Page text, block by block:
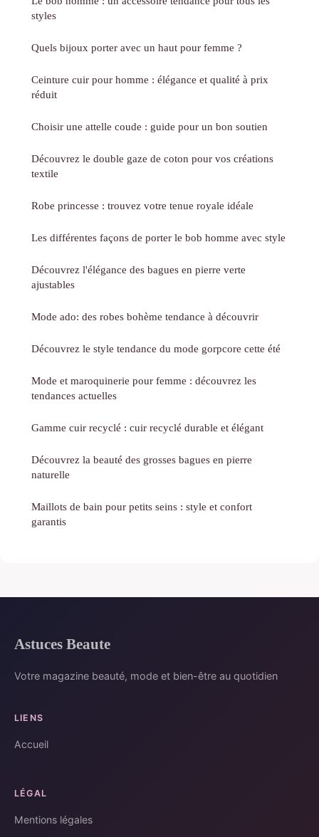
styles
Quels bijoux porter avec un haut pour femme ?
Ceinture cuir pour homme : élégance et qualité à prix
réduit
Choisir une attelle coude : guide pour un bon soutien
Découvrez le double gaze de coton pour vos créations
textile
Robe princesse : trouvez votre tenue royale idéale
Les différentes façons de porter le bob homme avec style
Découvrez l'élégance des bagues en pierre verte
ajustables
Mode ado: des robes bohème tendance à découvrir
Découvrez le style tendance du mode gorpcore cette été
Mode et maroquinerie pour femme : découvrez les
tendances actuelles
Gamme cuir recyclé : cuir recyclé durable et élégant
Découvrez la beauté des grosses bagues en pierre
naturelle
Maillots de bain pour petits seins : style et confort
garantis
Astuces Beaute
Votre magazine beauté, mode et bien-être au quotidien
LIENS
Accueil
LÉGAL
Mentions légales